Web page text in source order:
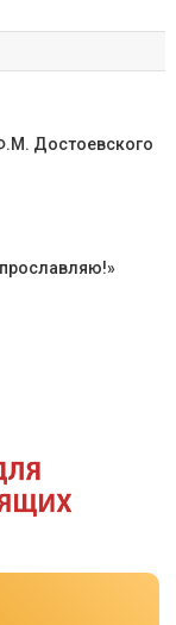
Достоевского